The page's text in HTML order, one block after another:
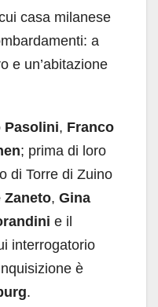
casa milanese
a
e un’abitazione
Pasolini, Franco
; prima di loro
di Torre di Zuino
Zaneto, Gina
e il
interrogatorio
è
.